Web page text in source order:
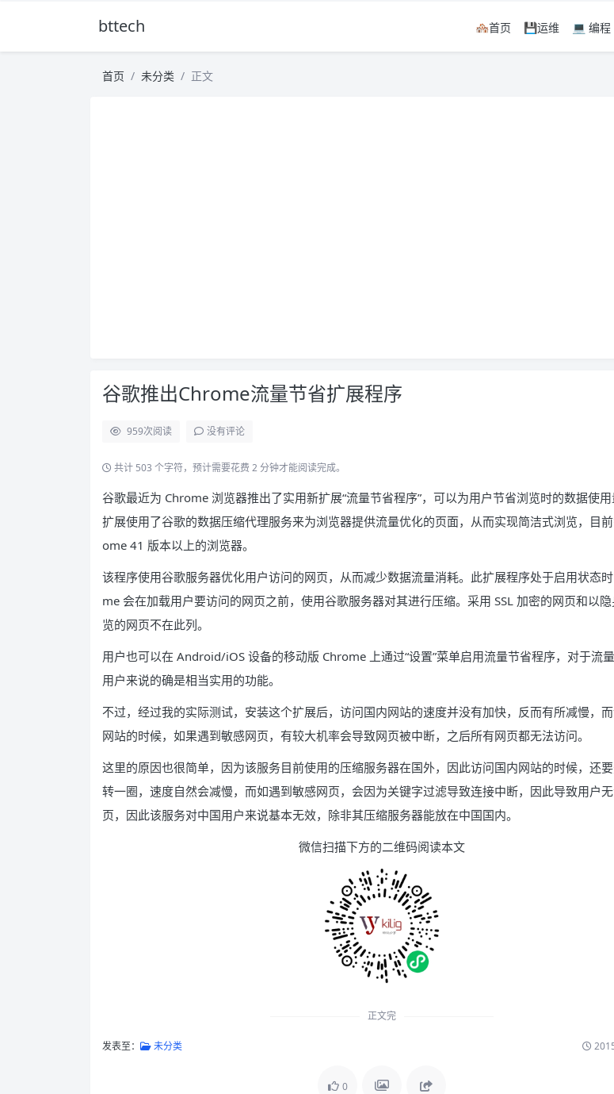
bttech 🏘首页 💾运维 💻 编程
首页 未分类 正文
谷歌推出Chrome流量节省扩展程序
959次阅读 没有评论
共计 503 个字符，预计需要花费 2 分钟才能阅读完成。
谷歌最近为 Chrome 浏览器推出了实用新扩展“流量节省程序”，可以为用户节省浏览时的数据使
扩展使用了谷歌的数据压缩代理服务来为浏览器提供流量优化的页面，从而实现简洁式浏览，目
ome 41 版本以上的浏览器。
该程序使用谷歌服务器优化用户访问的网页，从而减少数据流量消耗。此扩展程序处于启用状态
me 会在加载用户要访问的网页之前，使用谷歌服务器对其进行压缩。采用 SSL 加密的网页和以
览的网页不在此列。
用户也可以在 Android/iOS 设备的移动版 Chrome 上通过“设置”菜单启用流量节省程序，对于流
用户来说的确是相当实用的功能。
不过，经过我的实际测试，安装这个扩展后，访问国内网站的速度并没有加快，反而有所减慢，
网站的时候，如果遇到敏感网页，有较大机率会导致网页被中断，之后所有网页都无法访问。
这里的原因也很简单，因为该服务目前使用的压缩服务器在国外，因此访问国内网站的时候，还
转一圈，速度自然会减慢，而如遇到敏感网页，会因为关键字过滤导致连接中断，因此导致用户
页，因此该服务对中国用户来说基本无效，除非其压缩服务器能放在中国国内。
微信扫描下方的二维码阅读本文
正文完
发表至： 未分类
0